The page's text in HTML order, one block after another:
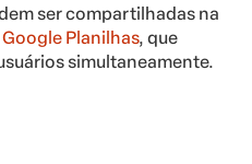
ser compartilhadas na
Google Planilhas, que
simultaneamente.